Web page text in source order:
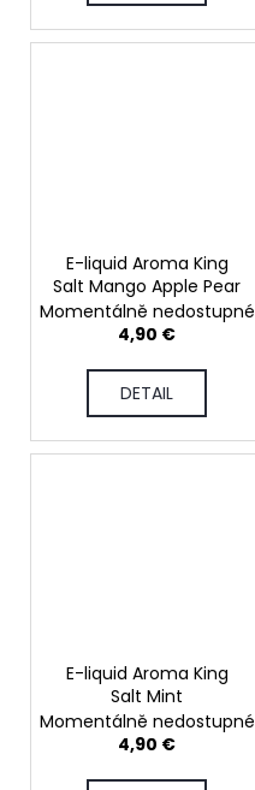
E-liquid Aroma King
Salt Mango Apple Pear
Momentálně nedostupné
4,90 €
DETAIL
E-liquid Aroma King
Salt Mint
Momentálně nedostupné
4,90 €